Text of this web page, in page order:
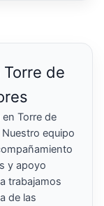
de
Torre de
equipo
y apoyo
trabajamos
de las